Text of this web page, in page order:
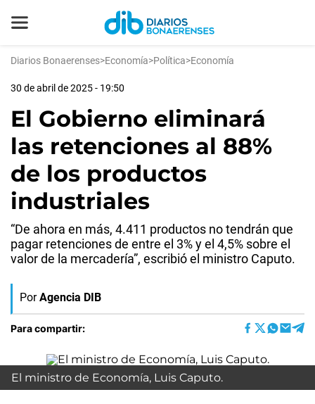
Diarios Bonaerenses>Economía>Política>Economía
30 de abril de 2025 - 19:50
El Gobierno eliminará
las retenciones al 88%
de los productos
industriales
“De ahora en más, 4.411 productos no tendrán que
pagar retenciones de entre el 3% y el 4,5% sobre el
valor de la mercadería”, escribió el ministro Caputo.
Por Agencia DIB
Para compartir:
El ministro de Economía, Luis Caputo.